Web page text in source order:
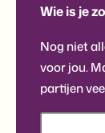
Wie is je
Nog niet
voor jou.
partijen